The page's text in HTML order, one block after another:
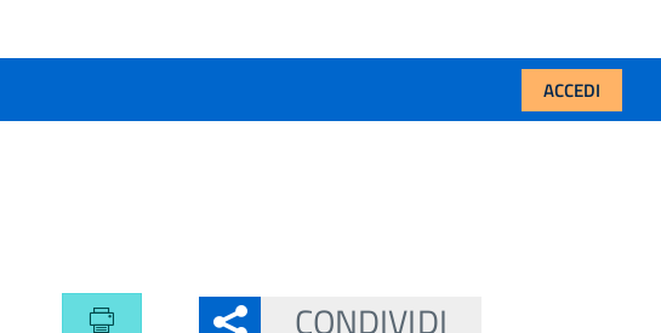
ACCEDI
CONDIVIDI